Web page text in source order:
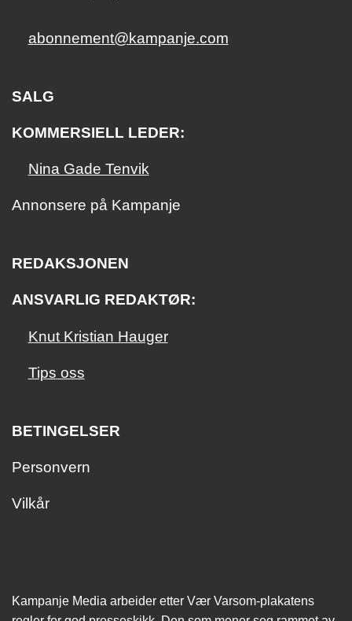
abonnement@kampanje.com
SALG
KOMMERSIELL LEDER:
Nina Gade Tenvik
Annonsere på Kampanje
REDAKSJONEN
ANSVARLIG REDAKTØR:
Knut Kristian Hauger
Tips oss
BETINGELSER
Personvern
Vilkår
Kampanje Media arbeider etter Vær Varsom-plakatens